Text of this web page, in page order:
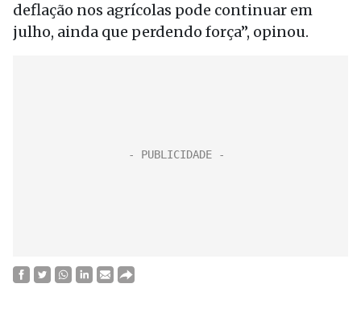
deflação nos agrícolas pode continuar em
julho, ainda que perdendo força”, opinou.